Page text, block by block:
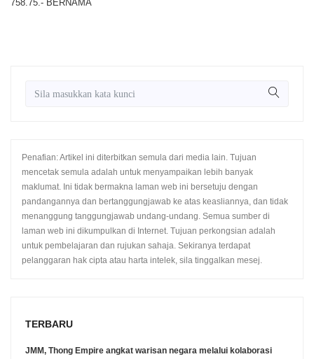
758.75.- BERNAMA
Penafian: Artikel ini diterbitkan semula dari media lain. Tujuan
mencetak semula adalah untuk menyampaikan lebih banyak
maklumat. Ini tidak bermakna laman web ini bersetuju dengan
pandangannya dan bertanggungjawab ke atas keasliannya, dan tidak
menanggung tanggungjawab undang-undang. Semua sumber di
laman web ini dikumpulkan di Internet. Tujuan perkongsian adalah
untuk pembelajaran dan rujukan sahaja. Sekiranya terdapat
pelanggaran hak cipta atau harta intelek, sila tinggalkan mesej.
TERBARU
JMM, Thong Empire angkat warisan negara melalui kolaborasi